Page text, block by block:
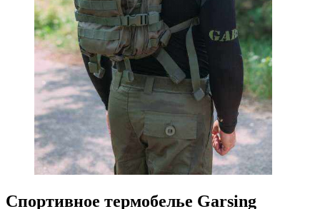
Спортивное термобелье Garsing